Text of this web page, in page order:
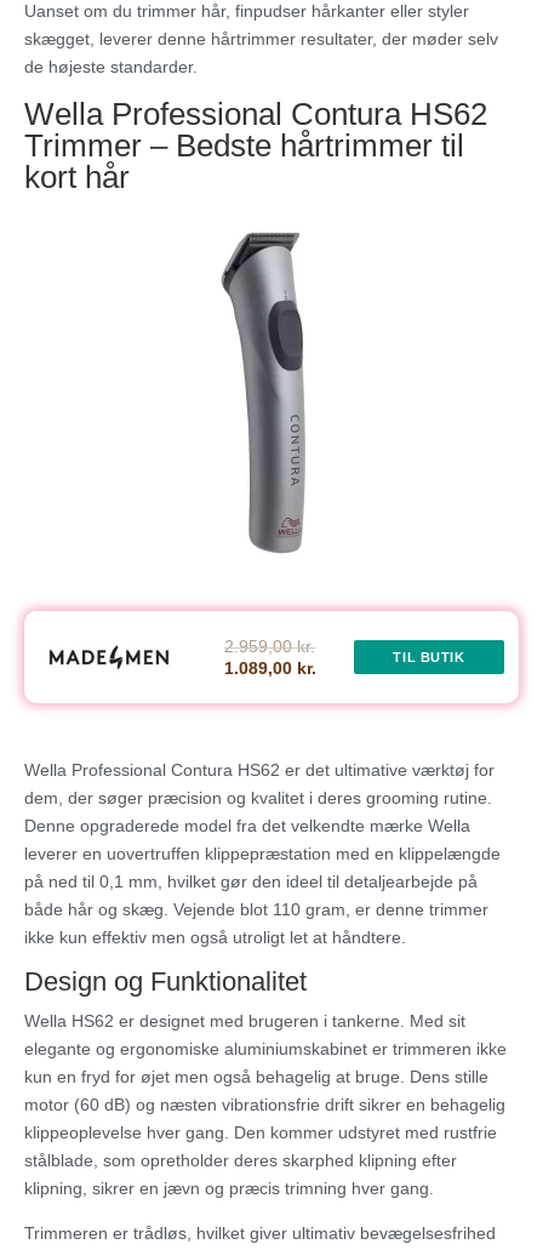
Uanset om du trimmer hår, finpudser hårkanter eller styler
skægget, leverer denne hårtrimmer resultater, der møder selv
de højeste standarder.
Wella Professional Contura HS62
Trimmer – Bedste hårtrimmer til
kort hår
2.959,00 kr.
1.089,00 kr.
TIL BUTIK
Wella Professional Contura HS62 er det ultimative værktøj for
dem, der søger præcision og kvalitet i deres grooming rutine.
Denne opgraderede model fra det velkendte mærke Wella
leverer en uovertruffen klippepræstation med en klippelængde
på ned til 0,1 mm, hvilket gør den ideel til detaljearbejde på
både hår og skæg. Vejende blot 110 gram, er denne trimmer
ikke kun effektiv men også utroligt let at håndtere.
Design og Funktionalitet
Wella HS62 er designet med brugeren i tankerne. Med sit
elegante og ergonomiske aluminiumskabinet er trimmeren ikke
kun en fryd for øjet men også behagelig at bruge. Dens stille
motor (60 dB) og næsten vibrationsfrie drift sikrer en behagelig
klippeoplevelse hver gang. Den kommer udstyret med rustfrie
stålblade, som opretholder deres skarphed klipning efter
klipning, sikrer en jævn og præcis trimning hver gang.
Trimmeren er trådløs, hvilket giver ultimativ bevægelsesfrihed